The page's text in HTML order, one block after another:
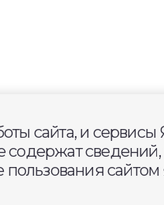
сайта, и
содержат
сайтом